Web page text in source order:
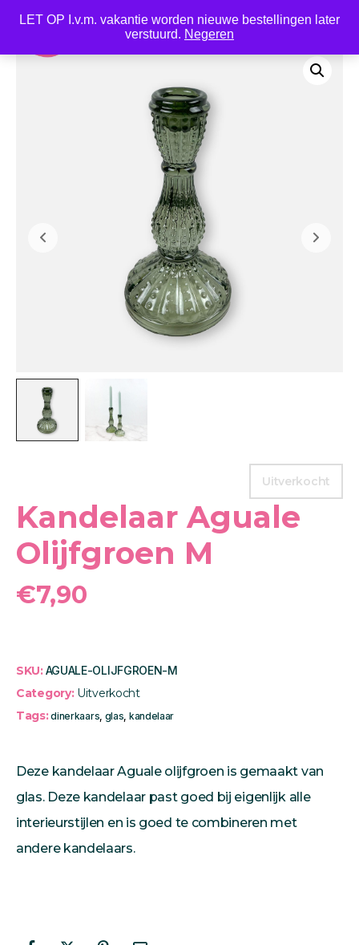
LET OP I.v.m. vakantie worden nieuwe bestellingen later
verstuurd. Negeren
Uitverkocht
Kandelaar Aguale
Olijfgroen M
€7,90
SKU:AGUALE-OLIJFGROEN-M
Category: Uitverkocht
Tags:dinerkaars, glas, kandelaar
Deze kandelaar Aguale olijfgroen is gemaakt van
glas. Deze kandelaar past goed bij eigenlijk alle
interieurstijlen en is goed te combineren met
andere kandelaars.